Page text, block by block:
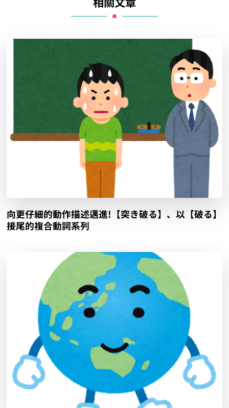
向更仔細的動作描述邁進!【突き破る】、以【破る】
接尾的複合動詞系列